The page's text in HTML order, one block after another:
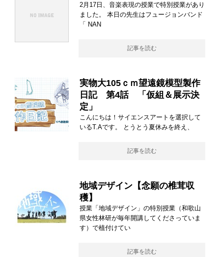
2月17日、音楽表現の授業で特別授業があり
ました。 本日の先生はフュージョンバンド
「 NAN
記事を読む
実物大105ｃｍ望遠鏡模型製作
日記 第4話 「仮組＆展示決
定」
こんにちは！サイエンスアートを選択して
いるT.Aです。 とうとう夏休みを終え、
記事を読む
地域デザイン【念願の椎茸収
穫】
授業「地域デザイン」の特別授業（和歌山
県女性林研が毎年開講してくださっていま
す）で植付けてい
記事を読む